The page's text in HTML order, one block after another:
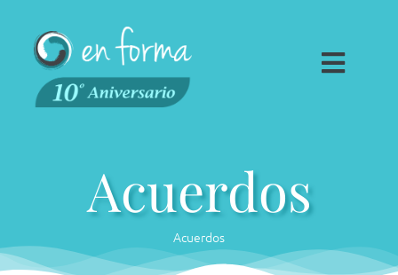
contenido
Espalda en Forma
Ponte en forma
Acuerdos
Acuerdos